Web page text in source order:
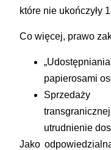
które nie ukończyły
Co więcej, prawo
papierosami
transgranicznej
utrudnienie
Jako